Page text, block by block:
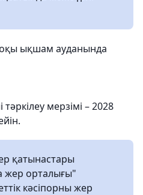
ықшам ауданында
мерзімі – 2028
қатынастары
жер орталығы"
кәсіпорны жер